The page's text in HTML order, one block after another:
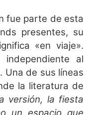
fue parte de esta
presentes, su
«en viaje».
al
Una de sus líneas
la literatura de
versión, la fiesta
un espacio que